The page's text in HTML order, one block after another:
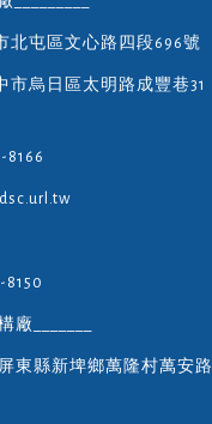
北屯區文心路四段696號
市烏日區太明路成豐巷31
8166
8150
廠_______
東縣新埤鄉萬隆村萬安路